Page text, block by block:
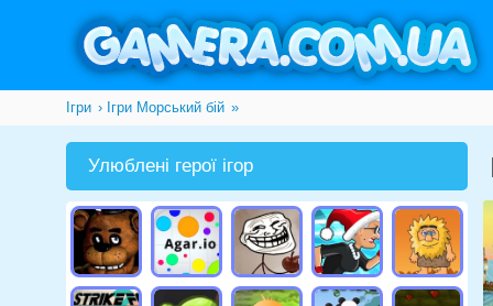
Ігри »
Ігри Морський бій
Улюблені герої ігор